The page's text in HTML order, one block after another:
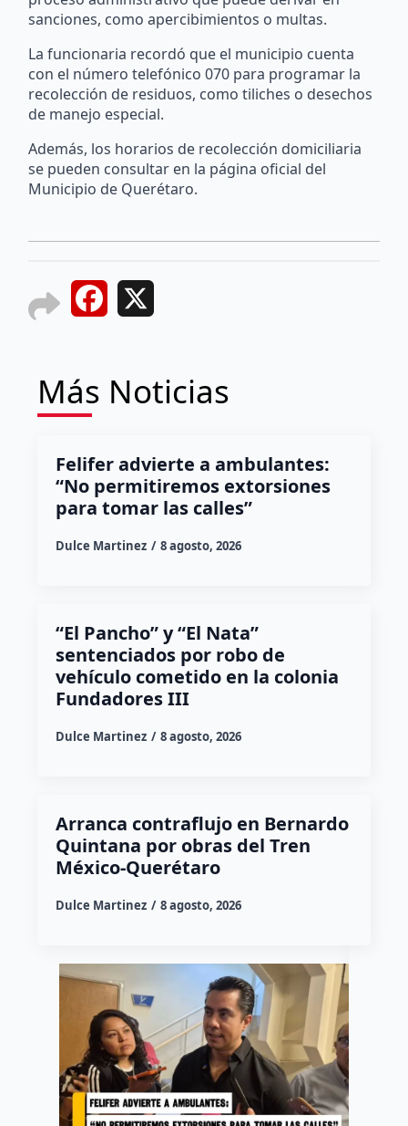
sanciones, como apercibimientos o multas.
La funcionaria recordó que el municipio cuenta
con el número telefónico 070 para programar la
recolección de residuos, como tiliches o desechos
de manejo especial.
Además, los horarios de recolección domiciliaria
se pueden consultar en la página oficial del
Municipio de Querétaro.
Facebook
Más Noticias
Felifer advierte a ambulantes:
“No permitiremos extorsiones
para tomar las calles”
Dulce Martinez 8 agosto, 2026
“El Pancho” y “El Nata”
sentenciados por robo de
vehículo cometido en la colonia
Fundadores III
Dulce Martinez 8 agosto, 2026
Arranca contraflujo en Bernardo
Quintana por obras del Tren
México-Querétaro
Dulce Martinez 8 agosto, 2026